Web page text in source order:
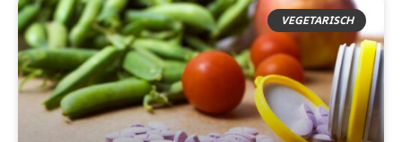
VEGETARISCH